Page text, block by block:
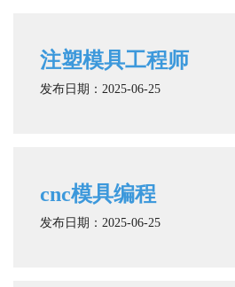
注塑模具工程师
发布日期：2025-06-25
cnc模具编程
发布日期：2025-06-25